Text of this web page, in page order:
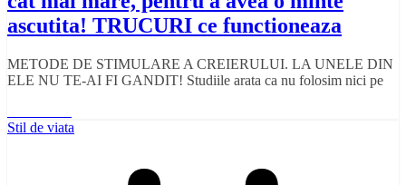
ascutita! TRUCURI ce functioneaza
METODE DE STIMULARE A CREIERULUI. LA UNELE DIN
ELE NU TE-AI FI GANDIT! Studiile arata ca nu folosim nici pe
Stil de viata